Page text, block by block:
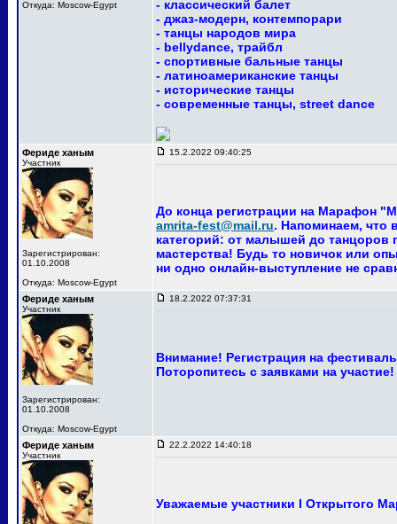
Откуда: Moscow-Egypt
- классический балет
- джаз-модерн, контемпорари
- танцы народов мира
- bellydance, трайбл
- спортивные бальные танцы
- латиноамериканские танцы
- исторические танцы
- современные танцы, street dance
Фериде ханым
Участник
Зарегистрирован:
01.10.2008
Откуда: Moscow-Egypt
15.2.2022 09:40:25
До конца регистрации на Марафон
amrita-fest@mail.ru. Напоминаем, что
категорий: от малышей до танцоров
мастерства! Будь то новичок или
ни одно онлайн-выступление не
Фериде ханым
Участник
Зарегистрирован:
01.10.2008
Откуда: Moscow-Egypt
18.2.2022 07:37:31
Внимание! Регистрация на
Поторопитесь с заявками на участие!
Фериде ханым
Участник
22.2.2022 14:40:18
Уважаемые участники I Открытого